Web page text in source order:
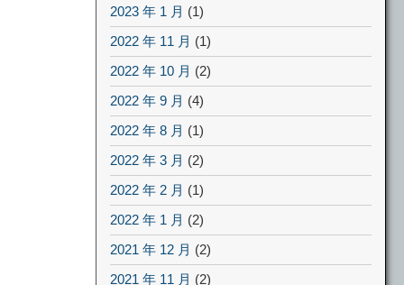
2023 年 1 月 (1)
2022 年 11 月 (1)
2022 年 10 月 (2)
2022 年 9 月 (4)
2022 年 8 月 (1)
2022 年 3 月 (2)
2022 年 2 月 (1)
2022 年 1 月 (2)
2021 年 12 月 (2)
2021 年 11 月 (2)